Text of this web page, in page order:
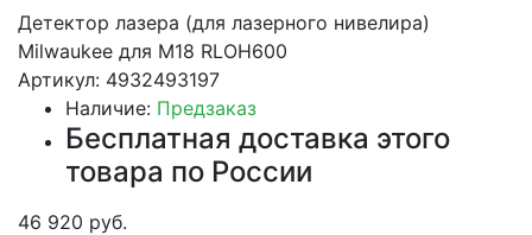
Детектор лазера (для лазерного нивелира)
Milwaukee для M18 RLOH600
Артикул: 4932493197
Наличие: Предзаказ
Бесплатная доставка этого
товара по России
46 920 руб.